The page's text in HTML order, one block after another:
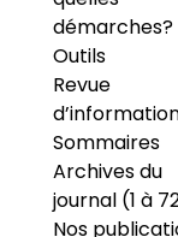
démarches?
Outils
Revue
Sommaires
Archives du
journal (1 à
Nos